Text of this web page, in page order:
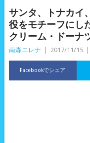
サンタ、トナカイ
役をモチーフにし
クリーム・ドーナ
南森エレナ 2017/11/15
Facebookでシェア